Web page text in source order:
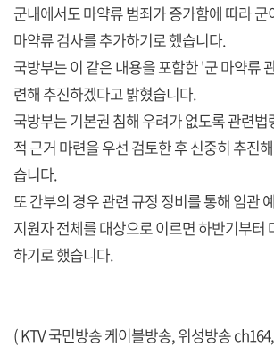
군내에서도 마약류 범죄가 증가함에 따라 군
마약류 검사를 추가하기로 했습니다.
국방부는 이 같은 내용을 포함한 '군 마약류
련해 추진하겠다고 밝혔습니다.
국방부는 기본권 침해 우려가 없도록 관련법
적 근거 마련을 우선 검토한 후 신중히 추진
습니다.
또 간부의 경우 관련 규정 정비를 통해 임관
지원자 전체를 대상으로 이르면 하반기부터
하기로 했습니다.
( KTV 국민방송 케이블방송, 위성방송 ch164,